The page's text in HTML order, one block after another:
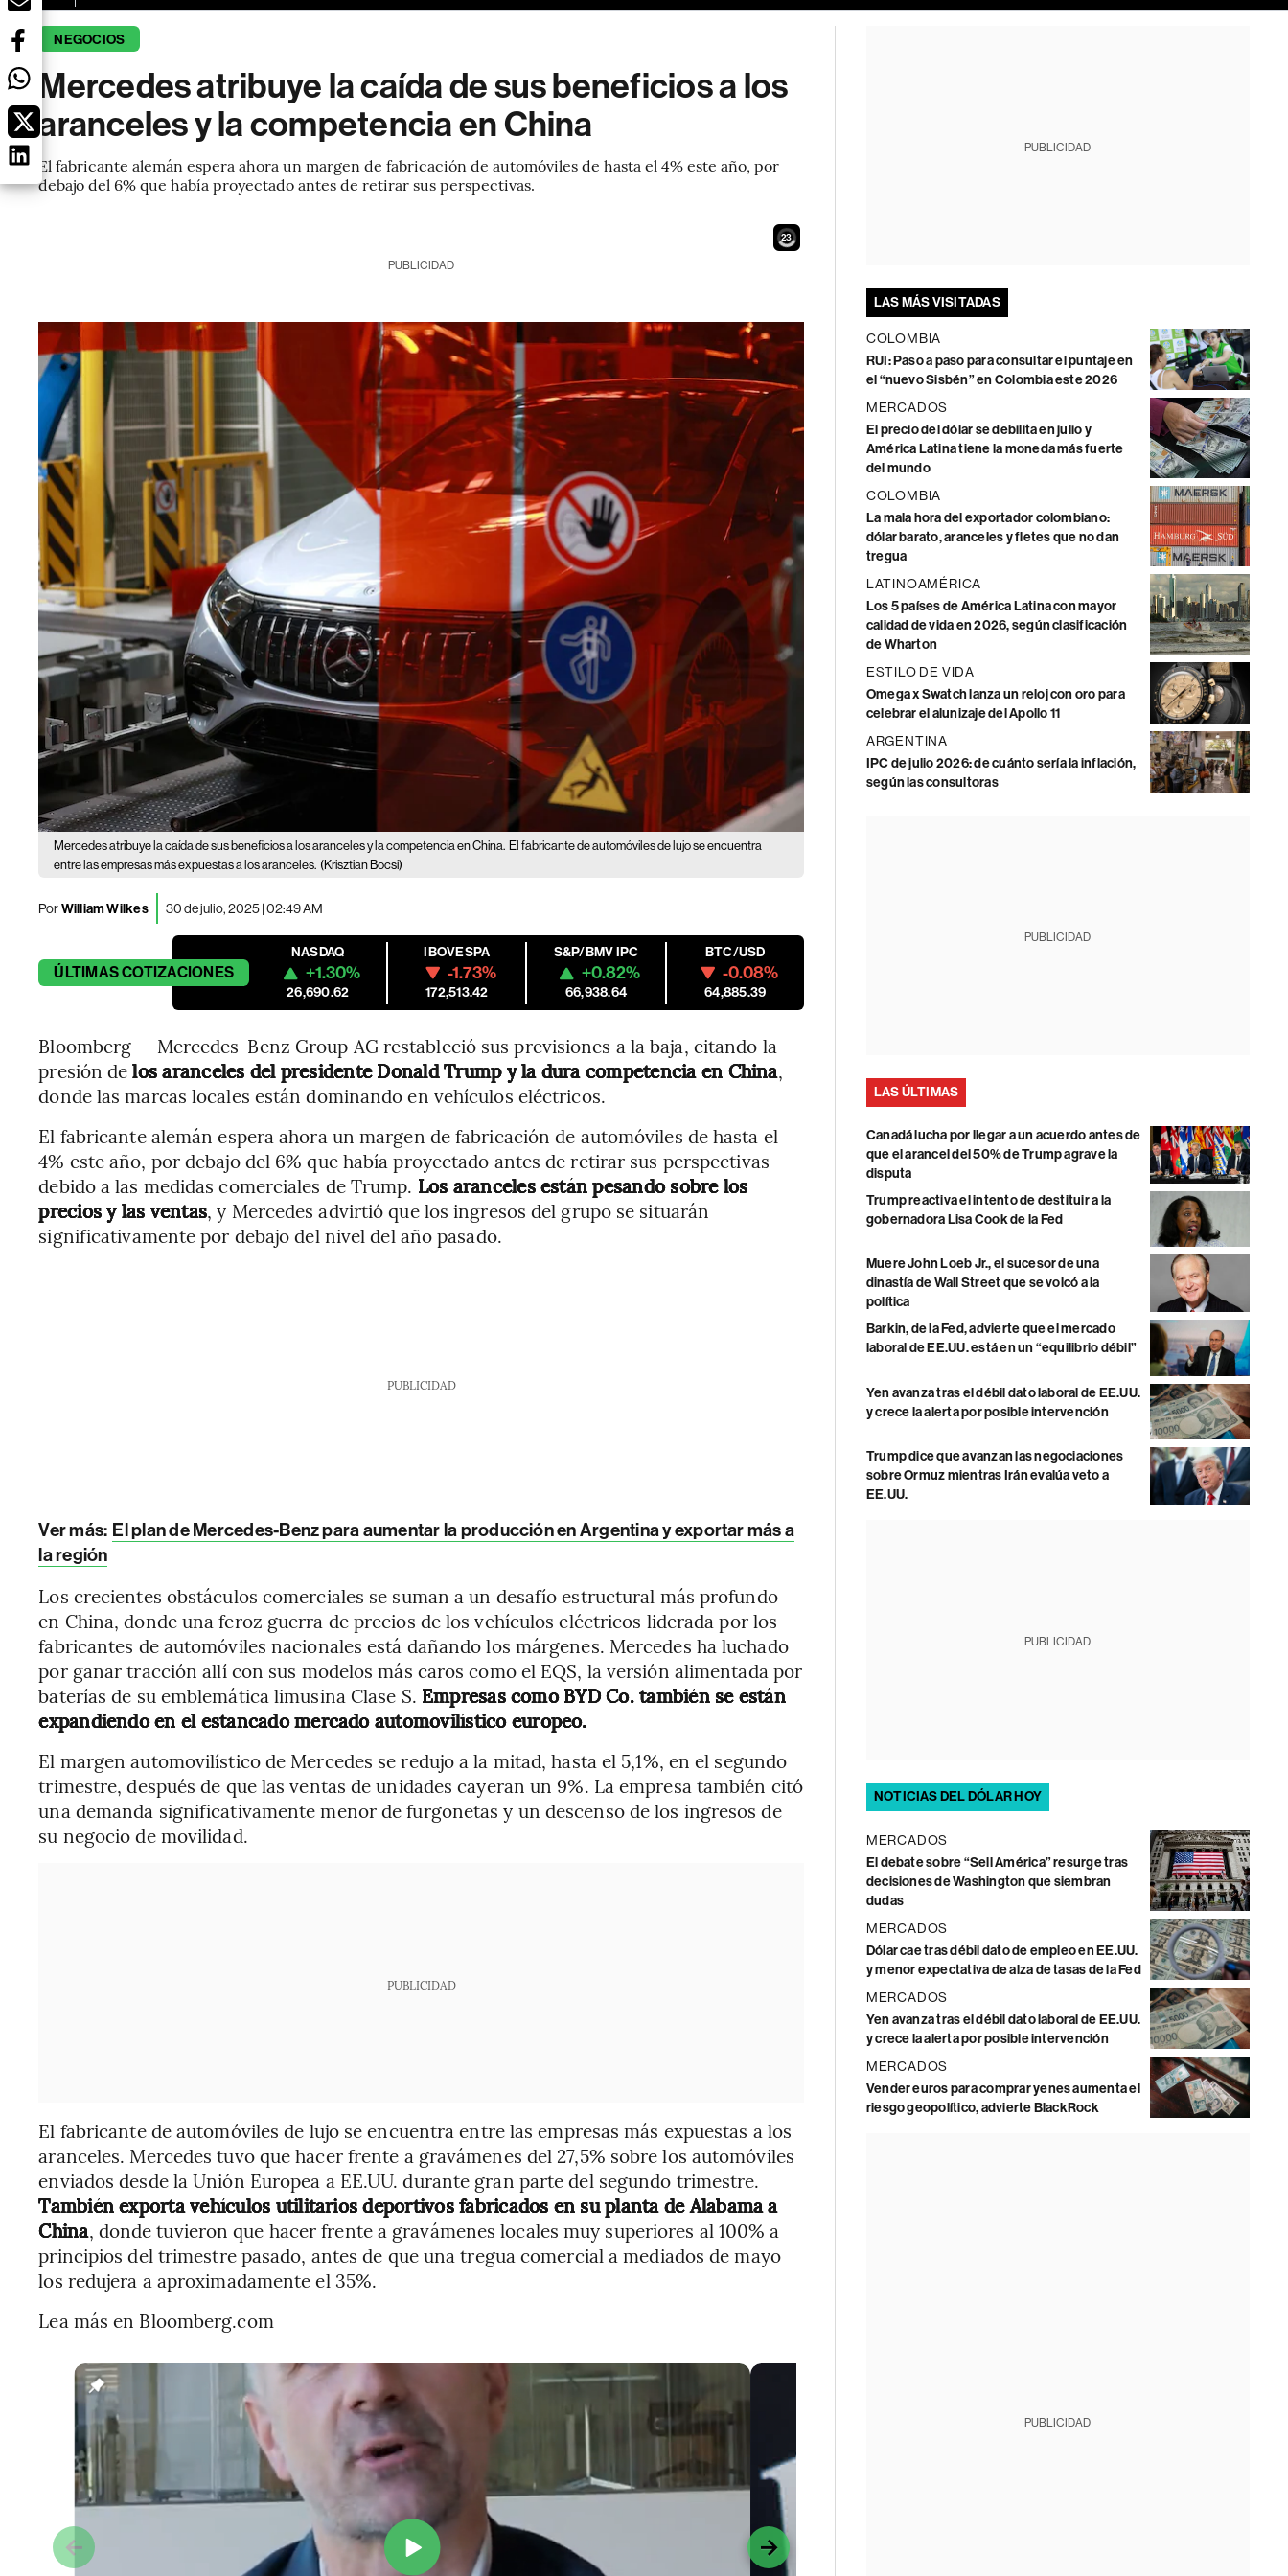
NEGOCIOS
Mercedes atribuye la caída de sus beneficios a los
aranceles y la competencia en China
El fabricante alemán espera ahora un margen de fabricación de automóviles de hasta el 4% este año, por
debajo del 6% que había proyectado antes de retirar sus perspectivas.
21
PUBLICIDAD
Mercedes atribuye la caída de sus beneficios a los aranceles y la competencia en China. El fabricante de automóviles de lujo se encuentra
entre las empresas más expuestas a los aranceles. (Krisztian Bocsi)
PorWilliam Wilkes 30 de julio, 2025 | 02:49 AM
ÚLTIMASCOTIZACIONES
NASDAQ
+1.30%
26,690.62
IBOVESPA
-1.73%
172,513.42
S&P/BMV IPC
+0.82%
66,938.64
BTC/USD
-0.08%
64,885.39
Bloomberg — Mercedes-Benz Group AG restableció sus previsiones a la baja, citando la
presión delos aranceles del presidente Donald Trump y la dura competencia en China,
donde las marcas locales están dominando en vehículos eléctricos.
El fabricante alemán espera ahora un margen de fabricación de automóviles de hasta el
4% este año, por debajo del 6% que había proyectado antes de retirar sus perspectivas
debido a las medidas comerciales de Trump. Los aranceles están pesando sobre los
precios y las ventas, y Mercedes advirtió que los ingresos del grupo se situarán
significativamente por debajo del nivel del año pasado.
PUBLICIDAD
Ver más: El plan de Mercedes-Benz para aumentar la producción en Argentina y exportar más a
la región
Los crecientes obstáculos comerciales se suman a un desafío estructural más profundo
en China, donde una feroz guerra de precios de los vehículos eléctricos liderada por los
fabricantes de automóviles nacionales está dañando los márgenes. Mercedes ha luchado
por ganar tracción allí con sus modelos más caros como el EQS, la versión alimentada por
baterías de su emblemática limusina Clase S. Empresas como BYD Co. también se están
expandiendo en el estancado mercado automovilístico europeo.
El margen automovilístico de Mercedes se redujo a la mitad, hasta el 5,1%, en el segundo
trimestre, después de que las ventas de unidades cayeran un 9%. La empresa también citó
una demanda significativamente menor de furgonetas y un descenso de los ingresos de
su negocio de movilidad.
PUBLICIDAD
El fabricante de automóviles de lujo se encuentra entre las empresas más expuestas a los
aranceles. Mercedes tuvo que hacer frente a gravámenes del 27,5% sobre los automóviles
enviados desde la Unión Europea a EE.UU. durante gran parte del segundo trimestre.
También exporta vehículos utilitarios deportivos fabricados en su planta de Alabama a
China, donde tuvieron que hacer frente a gravámenes locales muy superiores al 100% a
principios del trimestre pasado, antes de que una tregua comercial a mediados de mayo
los redujera a aproximadamente el 35%.
Lea más en Bloomberg.com
PUBLICIDAD
LAS MÁS VISITADAS
COLOMBIA
RUI: Paso a paso para consultar el puntaje en
el “nuevo Sisbén” en Colombia este 2026
MERCADOS
El precio del dólar se debilita en julio y
América Latina tiene la moneda más fuerte
del mundo
COLOMBIA
La mala hora del exportador colombiano:
dólar barato, aranceles y fletes que no dan
tregua
LATINOAMÉRICA
Los 5 países de América Latina con mayor
calidad de vida en 2026, según clasificación
de Wharton
ESTILO DE VIDA
Omega x Swatch lanza un reloj con oro para
celebrar el alunizaje del Apollo 11
ARGENTINA
IPC de julio 2026: de cuánto sería la inflación,
según las consultoras
PUBLICIDAD
LAS ÚLTIMAS
Canadá lucha por llegar a un acuerdo antes de
que el arancel del 50% de Trump agrave la
disputa
Trump reactiva el intento de destituir a la
gobernadora Lisa Cook de la Fed
Muere John Loeb Jr., el sucesor de una
dinastía de Wall Street que se volcó a la
política
Barkin, de la Fed, advierte que el mercado
laboral de EE.UU. está en un “equilibrio débil”
Yen avanza tras el débil dato laboral de EE.UU.
y crece la alerta por posible intervención
Trump dice que avanzan las negociaciones
sobre Ormuz mientras Irán evalúa veto a
EE.UU.
PUBLICIDAD
NOTICIAS DEL DÓLAR HOY
MERCADOS
El debate sobre “Sell América” resurge tras
decisiones de Washington que siembran
dudas
MERCADOS
Dólar cae tras débil dato de empleo en EE.UU.
y menor expectativa de alza de tasas de la Fed
MERCADOS
Yen avanza tras el débil dato laboral de EE.UU.
y crece la alerta por posible intervención
MERCADOS
Vender euros para comprar yenes aumenta el
riesgo geopolítico, advierte BlackRock
PUBLICIDAD